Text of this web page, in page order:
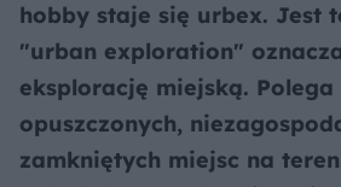
hobby staje się urbex. Jest
"urban exploration"
eksplorację miejską.
opuszczonych,
zamkniętych miejsc na